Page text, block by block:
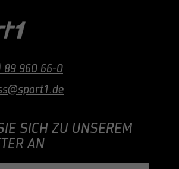
89 960 66-0
SICH ZU UNSEREM
AN